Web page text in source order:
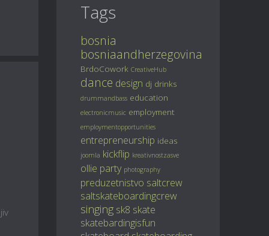
Tags
bosnia
bosniaandherzegovina
BrdoCowork CreativeHub
dance design dj drinks
drummandbass education
electronicmusic employment
employmentopportunities
entrepreneurship ideas
joomla kickflip kreativnostzasve
ollie party photography
preduzetnistvo saltcrew
saltskateboardingcrew
singing sk8 skate
skatebardingisfun